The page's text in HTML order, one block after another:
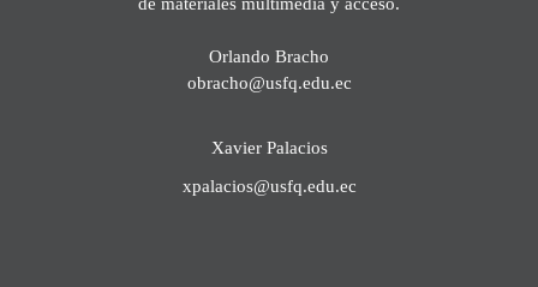
Orlando Bracho
obracho@usfq.edu.ec
Xavier Palacios
xpalacios@usfq.edu.ec